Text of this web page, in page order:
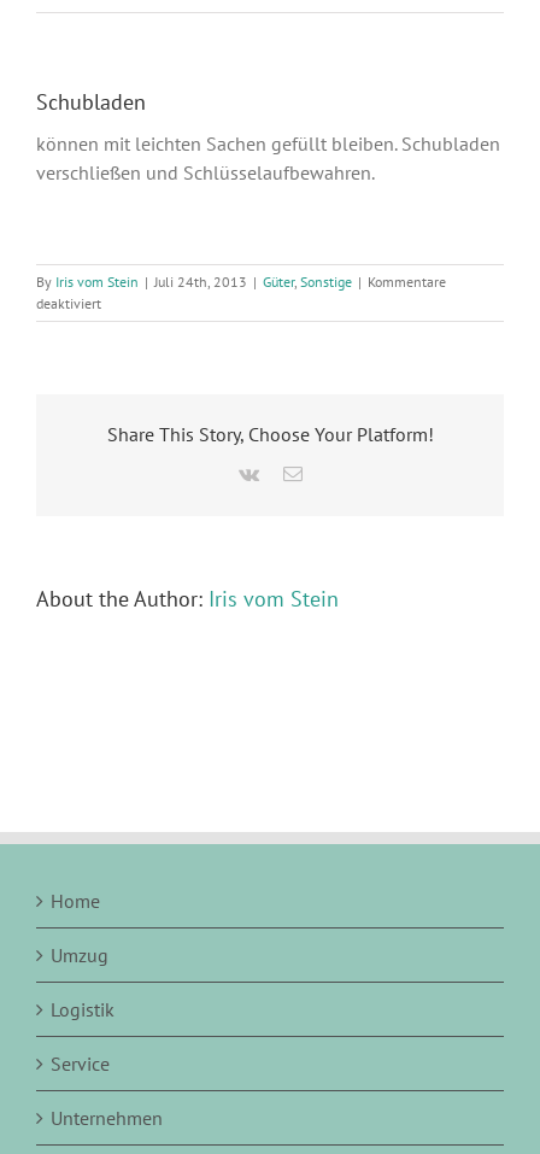
Schubladen
können mit leichten Sachen gefüllt bleiben. Schubladen
verschließen und Schlüsselaufbewahren.
By Iris vom Stein | Juli 24th, 2013 | Güter, Sonstige | Kommentare
deaktiviertfür
Schubladen
Share This Story, Choose Your Platform!
Vk Email
About the Author: Iris vom Stein
Home
Umzug
Logistik
Service
Unternehmen